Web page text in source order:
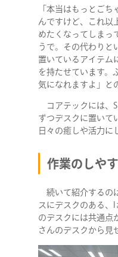
「本当はもっとご
んですけど、これ以
めたくなってしまっ
うで。その代わりと
置いているアイテム
を持たせています。
気になれますよ」と
コアテックには、
ずつデスクに置いて
日々の癒しや活力に
作業のしや
続いて紹介するの
スにデスクのある、
のデスクには共通
さんのデスクから見